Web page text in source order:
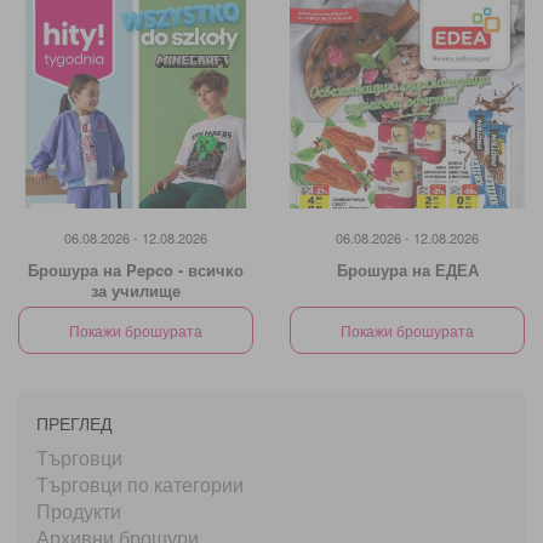
06.08.2026 - 12.08.2026
Брошура на Pepco - всичко
за училище
Покажи брошурата
06.08.2026 - 12.08.2026
Брошура на ЕДЕА
Покажи брошурата
ПРЕГЛЕД
Търговци
Търговци по категории
Продукти
Архивни брошури